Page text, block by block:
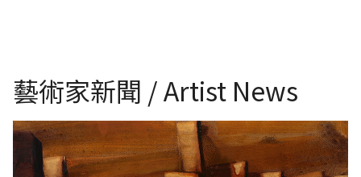
藝術家新聞 / Artist News
陳文龍 城市記憶 水彩、紙 54x78cm 2018